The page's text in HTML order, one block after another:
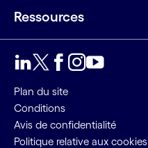
Ressources
Plan du site
Conditions
Avis de confidentialité
Politique relative aux cookies